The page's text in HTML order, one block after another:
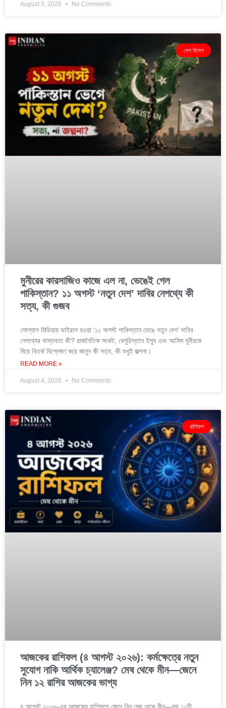
August 5, 2026 No Comments
দেশ বিদেশ
মুনীরের কারসাজিও কাজে এল না, ভেঙেই গেল
পাকিস্তান? ১১ অগস্ট ‘নতুন দেশ’ দাবির নেপথ্যে কী
সত্য, কী গুজব
সোশ্যাল মিডিয়ায় ভাইরাল হওয়া ‘১১ অগস্ট পাকিস্তান ভেঙে নতুন দেশ’ দাবির
নেপথ্যের বাস্তবতা কী? রাজনৈতিক সংকট, বেলুচিস্তান ইস্যু এবং আসিম মুনীরকে
ঘিরে বিতর্ক বিশ্লেষণ করে জানুন কী সত্য, কী শুধুই জল্পনা।
READ MORE »
August 4, 2026 No Comments
রাশিফল
আজকের রাশিফল (৪ আগস্ট ২০২৬): কর্মক্ষেত্রে নতুন
সুযোগ নাকি আর্থিক চ্যালেঞ্জ? মেষ থেকে মীন—জেনে
নিন ১২ রাশির আজকের ভাগ্য
৪ আগস্ট ২০২৬-এর আজকের রাশিফলে জেনে নিন মেষ থেকে মীন—সব ১২টি